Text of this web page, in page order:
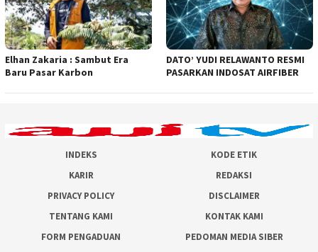
Elhan Zakaria : Sambut Era
Baru Pasar Karbon
DATO’ YUDI RELAWANTO RESMI
PASARKAN INDOSAT AIRFIBER
INDEKS
KODE ETIK
KARIR
REDAKSI
PRIVACY POLICY
DISCLAIMER
TENTANG KAMI
KONTAK KAMI
FORM PENGADUAN
PEDOMAN MEDIA SIBER